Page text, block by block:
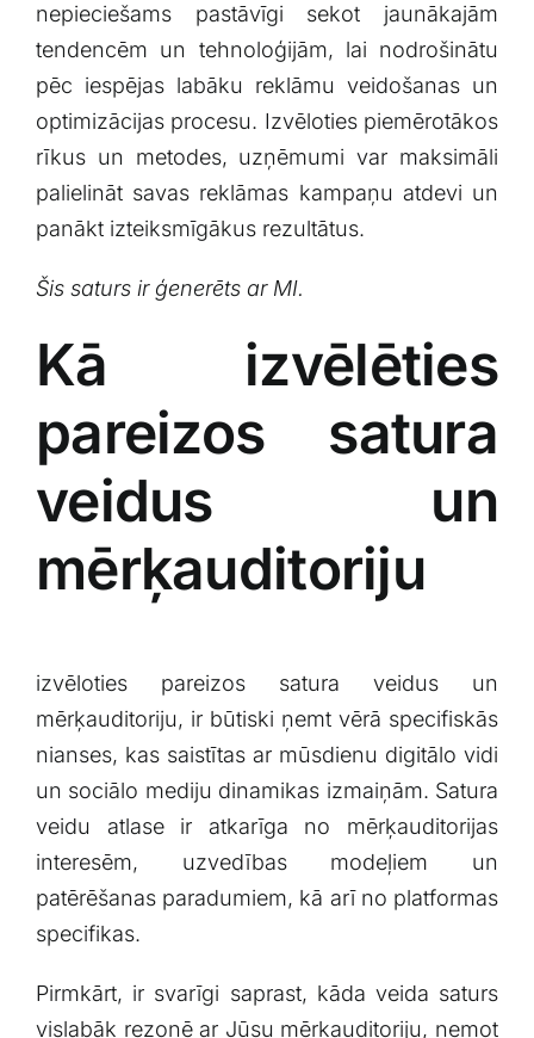
nepieciešams pastāvīgi sekot jaunākajām
‍tendencēm un tehnoloģijām, lai ‌nodrošinātu
pēc iespējas labāku‌ reklāmu veidošanas un
optimizācijas​ procesu. Izvēloties piemērotākos
rīkus un ⁤metodes, uzņēmumi var maksimāli
palielināt‌ savas reklāmas⁣ kampaņu atdevi un
panākt izteiksmīgākus rezultātus.
Šis saturs ir‍ ģenerēts ar MI.
Kā izvēlēties
pareizos satura
veidus un
mērķauditoriju
izvēloties pareizos satura veidus un‌
mērķauditoriju, ir būtiski‌ ņemt ‍vērā⁤ specifiskās
nianses, ​kas saistītas ar mūsdienu digitālo vidi
un ‌sociālo mediju dinamikas izmaiņām. Satura
veidu atlase ir atkarīga no mērķauditorijas
⁤interesēm, uzvedības modeļiem un‍
patērēšanas paradumiem, kā⁤ arī no platformas
specifikas.
Pirmkārt, ir svarīgi saprast, kāda veida saturs
vislabāk‍ rezonē ar Jūsu mērķauditoriju, ‍ņemot